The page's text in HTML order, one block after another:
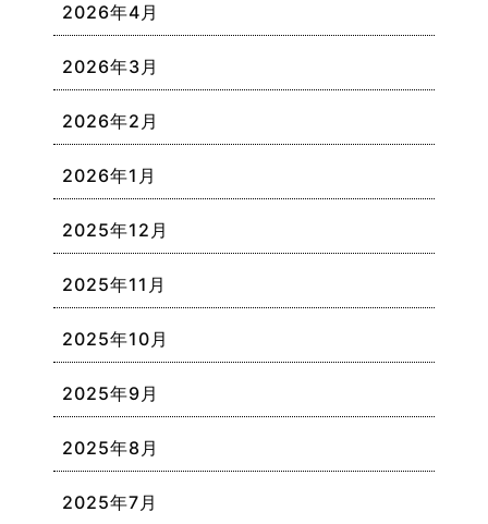
2026年4月
2026年3月
2026年2月
2026年1月
2025年12月
2025年11月
2025年10月
2025年9月
2025年8月
2025年7月